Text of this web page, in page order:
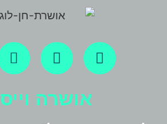
אושרה